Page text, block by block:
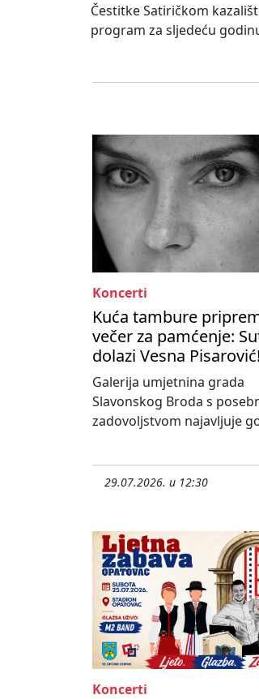
Čestitke Satiričkom
program za sljedeću
Koncerti
Kuća tambure
večer za pamćenje:
dolazi Vesna Pisarović!
Galerija umjetnina grada
Slavonskog Broda s
zadovoljstvom najavljuje
29.07.2026. u 12:30
Koncerti